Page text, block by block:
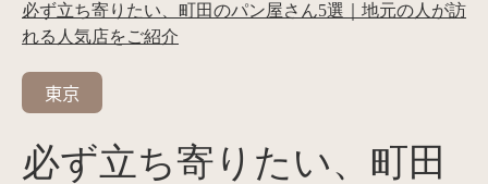
必ず立ち寄りたい、町田のパン屋さん5選｜地元の人が訪
れる人気店をご紹介
東京
必ず立ち寄りたい、町田